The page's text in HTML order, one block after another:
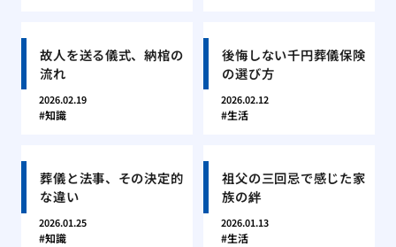
故人を送る儀式、納棺の
流れ
2026.02.19
知識
後悔しない千円葬儀保険
の選び方
2026.02.12
生活
葬儀と法事、その決定的
な違い
2026.01.25
知識
祖父の三回忌で感じた家
族の絆
2026.01.13
生活